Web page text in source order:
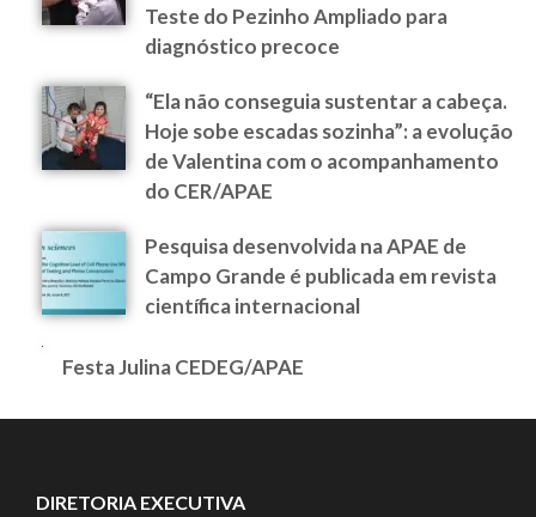
Teste do Pezinho Ampliado para
diagnóstico precoce
“Ela não conseguia sustentar a cabeça.
Hoje sobe escadas sozinha”: a evolução
de Valentina com o acompanhamento
do CER/APAE
Pesquisa desenvolvida na APAE de
Campo Grande é publicada em revista
científica internacional
Festa Julina CEDEG/APAE
DIRETORIA EXECUTIVA